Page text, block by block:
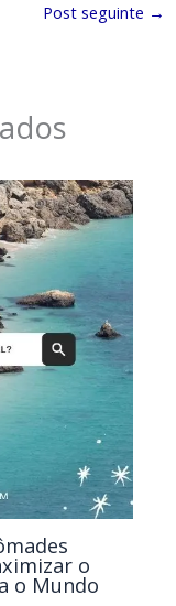
Post seguinte →
o
o Mundo